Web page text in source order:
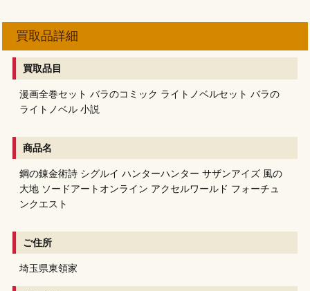
買取品詳細
買取品目
漫画全巻セット バラのコミック ライトノベルセット バラの
ライトノベル小説
商品名
鋼の錬金術詩シグルイ ハンターハンター サザンアイズ風の
大地ソードアートオンライン アクセルワールド フォーチュ
ンクエスト
ご住所
埼玉県東領家